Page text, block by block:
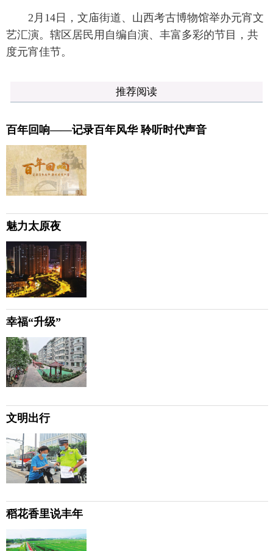
2月14日，文庙街道、山西考古博物馆举办元宵文
艺汇演。辖区居民用自编自演、丰富多彩的节目，共
度元宵佳节。
推荐阅读
百年回响——记录百年风华 聆听时代声音
魅力太原夜
幸福“升级”
文明出行
稻花香里说丰年